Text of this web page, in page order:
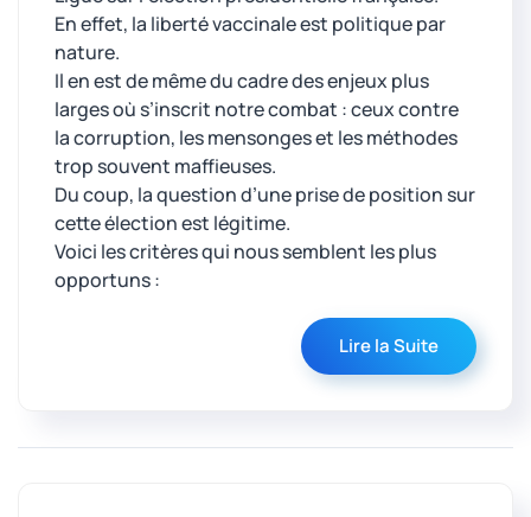
En effet, la liberté vaccinale est politique par
nature.
Il en est de même du cadre des enjeux plus
larges où s’inscrit notre combat : ceux contre
la corruption, les mensonges et les méthodes
trop souvent maffieuses.
Du coup, la question d’une prise de position sur
cette élection est légitime.
Voici les critères qui nous semblent les plus
opportuns :
Lire la Suite